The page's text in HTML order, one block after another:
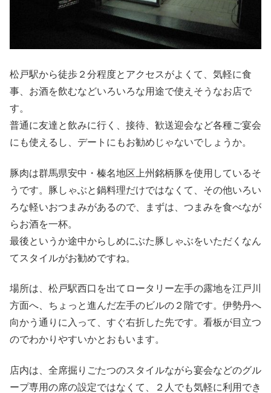
松戸駅から徒歩２分程度とアクセスがよくて、気軽に食
事、お酒を飲むなどいろいろな用途で使えそうなお店で
す。
普通に友達と飲みに行く、接待、歓送迎会など各種ご宴会
にも使えるし、デートにもお勧めじゃないでしょうか。
豚肉は群馬県安中・榛名地区上州銘柄豚を使用しているそ
うです。豚しゃぶと鍋料理だけではなくて、その他いろい
ろな軽いおつまみがあるので、まずは、つまみを食べなが
らお酒を一杯。
最後というか途中からしめにぶた豚しゃぶをいただくなん
てスタイルがお勧めですね。
場所は、松戸駅西口を出てロータリー左手の露地を江戸川
方面へ、ちょっと進んだ左手のビルの２階です。伊勢丹へ
向かう通りに入って、すぐ右折した先です。看板が目立つ
のでわかりやすいかとおもいます。
店内は、全席掘りごたつのスタイルながら宴会などのグル
ープ専用の席の設定ではなくて、２人でも気軽に利用でき